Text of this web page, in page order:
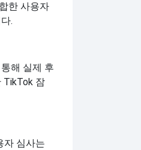
한 사용자
.
해 실제 후
TikTok 잠
자 심사는